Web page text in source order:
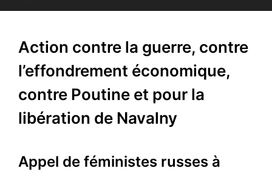
Action contre la guerre, contre
l’effondrement économique,
contre Poutine et pour la
libération de Navalny
Appel de féministes russes à